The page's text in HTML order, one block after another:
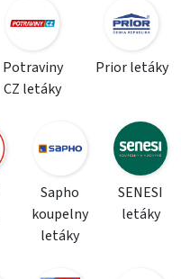
Potraviny
CZ letáky
Prior letáky
Sapho
koupelny
letáky
SENESI
letáky